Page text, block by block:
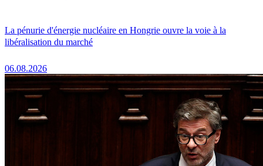
La pénurie d'énergie nucléaire en Hongrie ouvre la voie à la
libéralisation du marché
06.08.2026